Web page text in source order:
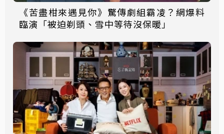
《苦盡柑來遇見你》驚傳劇組霸凌？網爆料
臨演「被迫剃頭、雪中等待沒保暖」